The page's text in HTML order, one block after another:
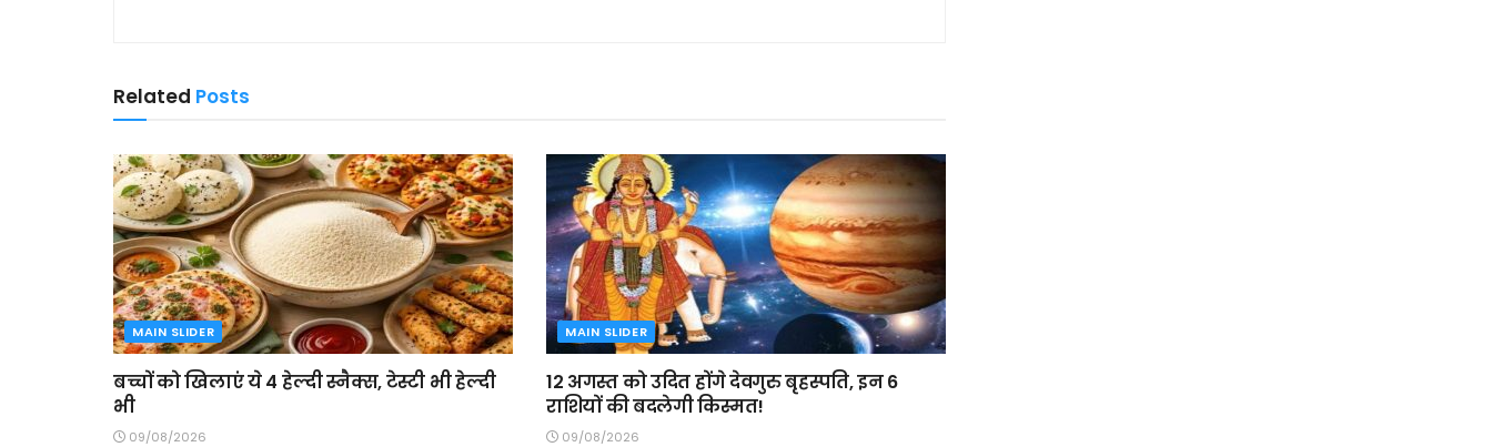
Related Posts
MAIN SLIDER
बच्चों को खिलाएं ये 4 हेल्दी स्नैक्स, टेस्टी भी हेल्दी
भी
09/08/2026
MAIN SLIDER
12 अगस्त को उदित होंगे देवगुरु बृहस्पति, इन 6
राशियों की बदलेगी किस्मत!
09/08/2026